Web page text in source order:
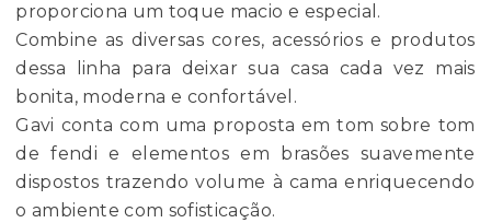
proporciona um toque macio e especial.
Combine as diversas cores, acessórios e produtos
dessa linha para deixar sua casa cada vez mais
bonita, moderna e confortável.
Gavi conta com uma proposta em tom sobre tom
de fendi e elementos em brasões suavemente
dispostos trazendo volume à cama enriquecendo
o ambiente com sofisticação.